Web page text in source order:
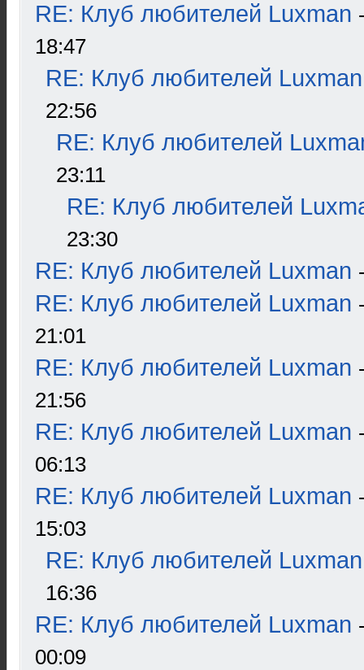
RE: Клуб любителей Luxman
18:47
RE: Клуб любителей Luxman
22:56
RE: Клуб любителей
23:11
RE: Клуб любителей
23:30
RE: Клуб любителей Luxman
RE: Клуб любителей Luxman
21:01
RE: Клуб любителей Luxman
21:56
RE: Клуб любителей Luxman
06:13
RE: Клуб любителей Luxman
15:03
RE: Клуб любителей Luxman
16:36
RE: Клуб любителей Luxman
00:09